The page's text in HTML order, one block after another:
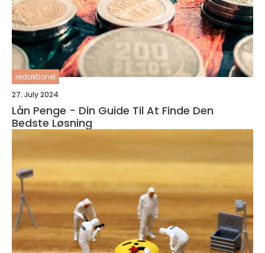
redaktionel
27. July 2024
Lån Penge - Din Guide Til At Finde Den
Bedste Løsning